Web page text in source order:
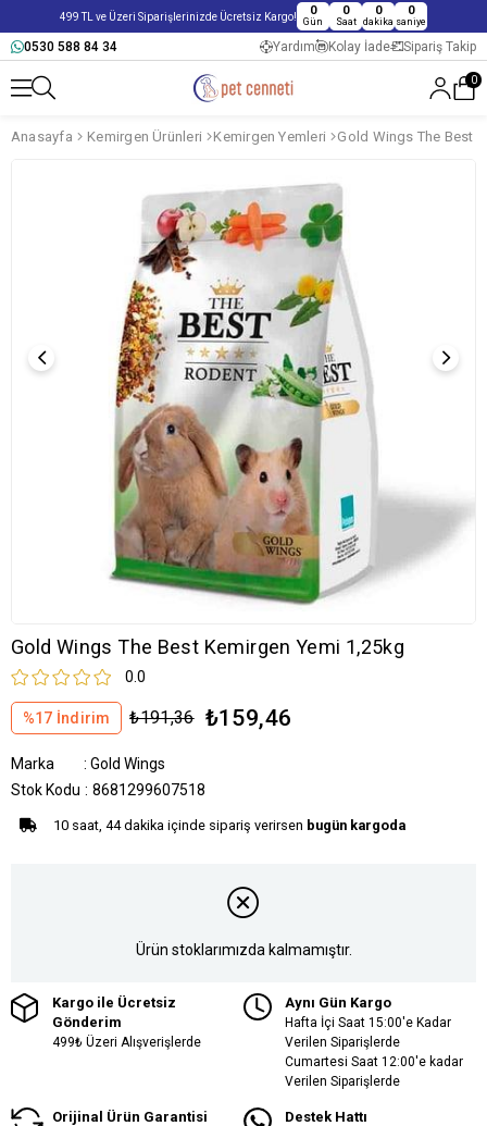
499 TL ve Üzeri Siparişlerinizde Ücretsiz Kargo! 0
Gün
0
Saat
0
dakika
0
saniye
0530 588 84 34 Yardım Kolay İade Sipariş Takip
0
Anasayfa Kemirgen Ürünleri Kemirgen Yemleri Gold Wings The Best
Gold Wings The Best Kemirgen Yemi 1,25kg
0.0
%17 İndirim ₺191,36 ₺159,46
Marka : Gold Wings
Stok Kodu
8681299607518
10 saat, 44 dakika içinde sipariş verirsen bugün kargoda
Ürün stoklarımızda kalmamıştır.
Kargo ile Ücretsiz
Gönderim
499₺ Üzeri Alışverişlerde
Aynı Gün Kargo
Hafta İçi Saat 15:00'e Kadar
Verilen Siparişlerde
Cumartesi Saat 12:00'e kadar
Verilen Siparişlerde
Orijinal Ürün Garantisi Destek Hattı